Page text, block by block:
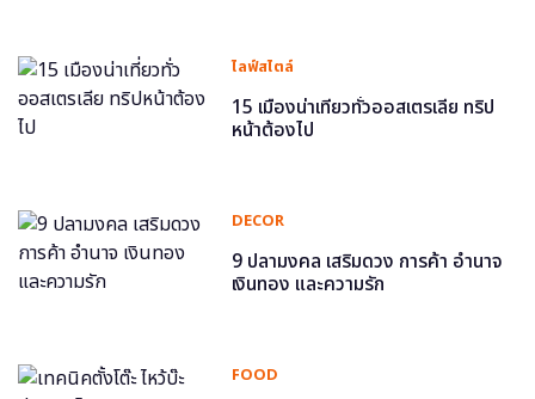
ไลฟ์สไตล์
15 เมืองน่าเที่ยวทั่วออสเตรเลีย ทริป
หน้าต้องไป
DECOR
9 ปลามงคล เสริมดวง การค้า อำนาจ
เงินทอง และความรัก
FOOD